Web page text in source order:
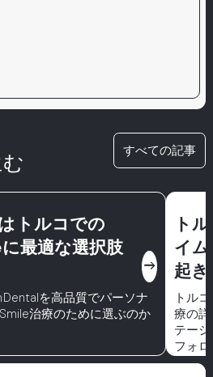
すべての記事
トルコでの
最適な選択肢
east
を高品質でパーソナ
治療のために選ぶのか
ト
イ
起
トル
療の
テー
フォ